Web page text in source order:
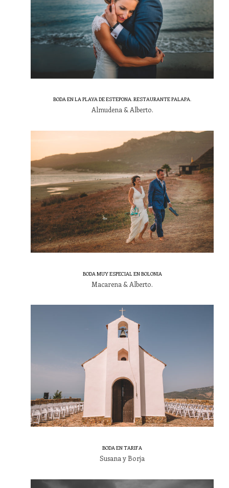
BODA EN LA PLAYA DE ESTEPONA. RESTAURANTE PALAPA.
Almudena & Alberto.
BODA MUY ESPECIAL EN BOLONIA
Macarena & Alberto.
BODA EN TARIFA
Susana y Borja